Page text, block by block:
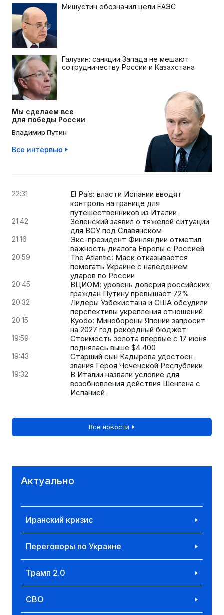
Мишустин обозначил цели ЕАЭС
Галузин: санкции Запада не мешают
сотрудничеству России и Казахстана
Мы сделаем все
для победы России
Владимир Путин
Все интервью
22:31
El País: власти Испании вводят
контроль на границе для
путешественников из Италии
21:42
Зеленский заявил о тяжелой ситуации
для ВСУ под Славянском
21:16
Экс-президент Финляндии отметил
важность диалога Европы с Россией
20:59
The Atlantic: Маск отказывается
помогать Украине с наведением
ударов по России
20:45
ВЦИОМ: уровень доверия российских
граждан Путину превышает 72%
20:32
Лидеры Узбекистана и США обсудили
перспективы укрепления отношений
20:15
Kyodo: Минобороны Японии запросит
на 2027 год рекордный бюджет
19:59
Стоимость золота впервые с 17 июня
поднялась выше $4 400
19:43
Старший сын Кадырова удостоен
звания Героя Чеченской Республики
19:32
В Италии назвали условие для
возобновления действия Шенгена с
Испанией
Все новости
Актуально
Иранский кризис
Переговоры по Украине
Трамп 2.0
СВО